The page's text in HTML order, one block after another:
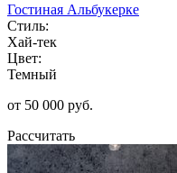
Гостиная Альбукерке
Стиль:
Хай-тек
Цвет:
Темный
от 50 000 руб.
Рассчитать